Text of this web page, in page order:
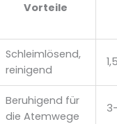
Vorteile
Schleimlösend,
reinigend
Beruhigend für
die Atemwege